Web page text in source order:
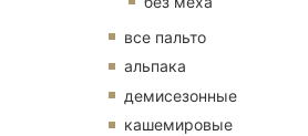
все пальто
альпака
демисезонные
кашемировые